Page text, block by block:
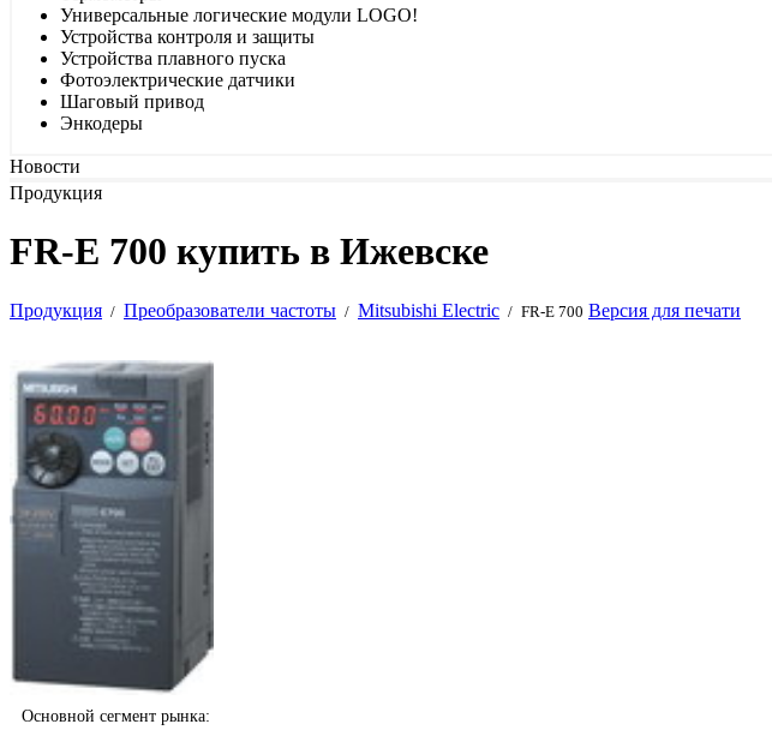
Универсальные логические модули LOGO!
Устройства контроля и защиты
Устройства плавного пуска
Фотоэлектрические датчики
Шаговый привод
Энкодеры
Новости
Продукция
FR-E 700 купить в Ижевске
Продукция / Преобразователи частоты / Mitsubishi Electric / FR-E 700 Версия для печати
Основной сегмент рынка: